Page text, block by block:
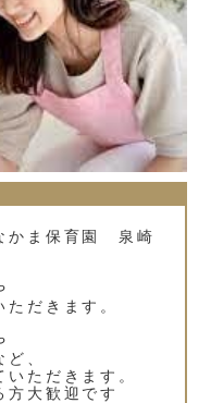
かま保育園 泉崎
だきます。
、
ただきます。
方大歓迎です